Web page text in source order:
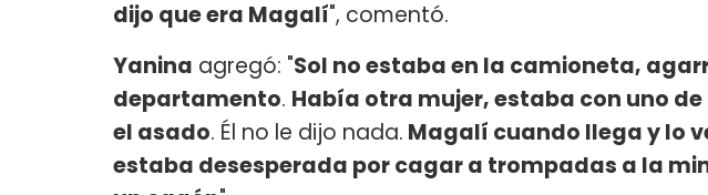
dijo que era Magalí", comentó.
Yanina agregó: "Sol no estaba en la camioneta,
departamento. Había otra mujer, estaba con uno
el asado. Él no le dijo nada. Magalí cuando llega y lo
estaba desesperada por cagar a trompadas a la